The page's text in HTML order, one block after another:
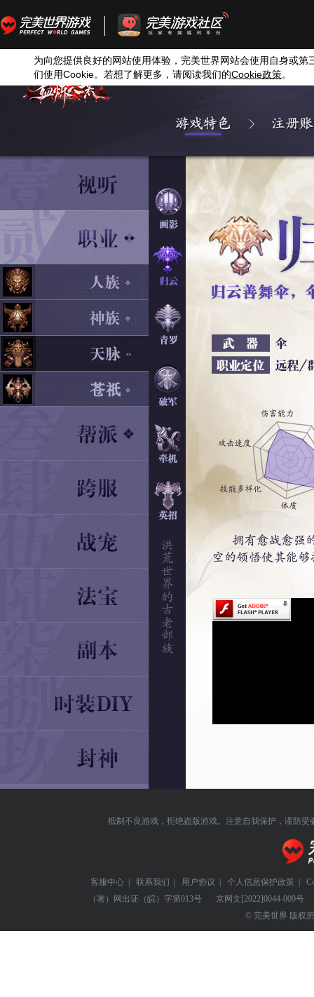
为向您提供良好的网站使用体验，完美世界网站会使用自身或第
们使用Cookie。若想了解更多，请阅读我们的Cookie政策。
若您不能正常打开，请安
抵制不良游戏，拒绝盗版游戏。注意自我保护，谨防受
客服中心 | 联系我们 | 用户协议 | 个人信息保护政策 |
（署）网出证（皖）字第013号
京网文[2022]0044-009号
© 完美世界 版权所